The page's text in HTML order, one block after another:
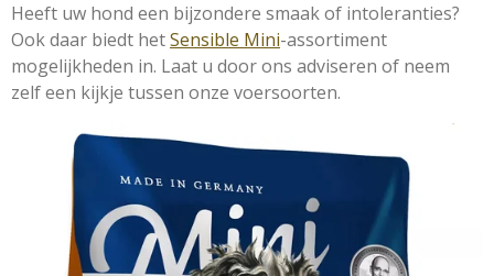
Heeft uw hond een bijzondere smaak of intoleranties?
Ook daar biedt hetSensible Mini-assortiment
mogelijkheden in. Laat u door ons adviseren of neem
zelf een kijkje tussen onze voersoorten.